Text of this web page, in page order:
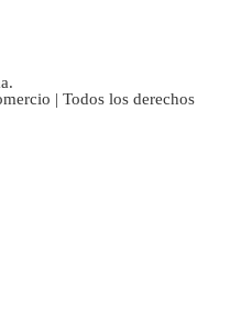
| Todos los derechos